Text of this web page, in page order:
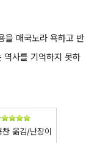
을 매국노라 욕하고 반
역사를 기억하지 못하
옮김/난장이